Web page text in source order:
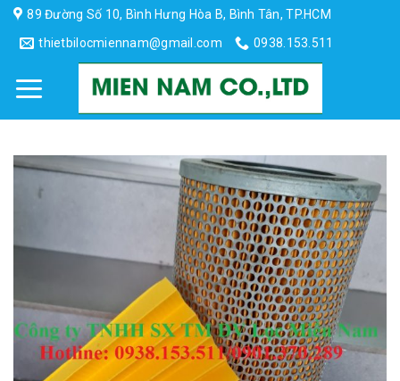
Skip
content
89 Đường Số 10, Bình Hưng Hòa B, Bình Tân, TP.HCM
thietbilocmiennam@gmail.com
0938.153.511